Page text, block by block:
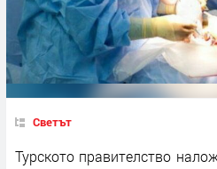
Светът
Турското правителство